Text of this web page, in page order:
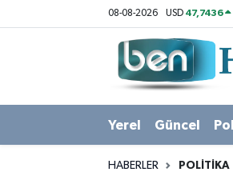
08-08-2026 USD 47,7436
Yerel Güncel
HABERLER POLITIKA
Politika
Hava Durumu
Süper Lig Puan Durumu ve